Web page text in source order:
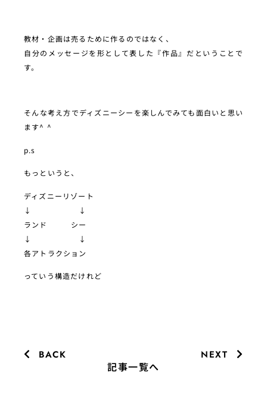
教材・企画は売るために作るのではなく、
自分のメッセージを形として表した『作品』だということで
す。
そんな考え方でディズニーシーを楽しんでみても面白いと思い
ます^ ^
p.s
もっというと、
ディズニーリゾート
↓ ↓
ランド シー
↓ ↓
各アトラクション
っていう構造だけれど
BACK NEXT
記事一覧へ